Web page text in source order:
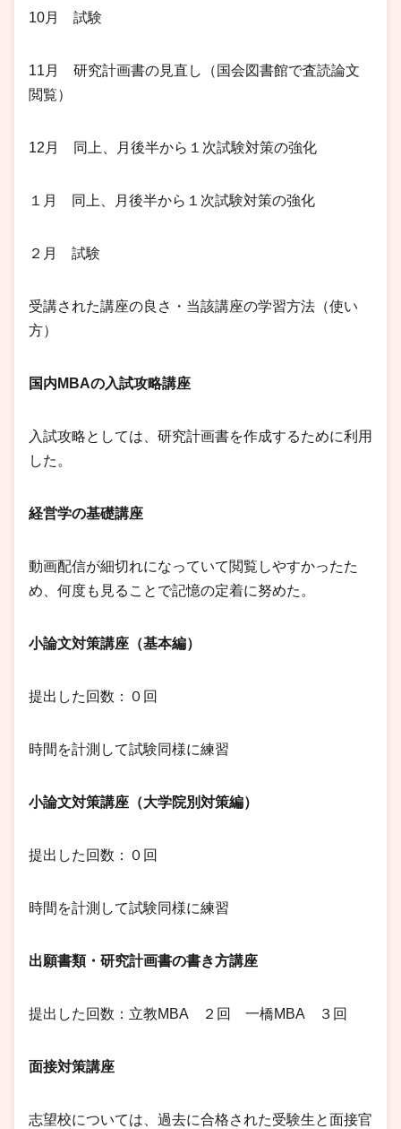
10月 試験
11月 研究計画書の見直し（国会図書館で査読論文
閲覧）
12月 同上、月後半から１次試験対策の強化
１月 同上、月後半から１次試験対策の強化
２月 試験
受講された講座の良さ・当該講座の学習方法（使い
方）
国内MBAの入試攻略講座
入試攻略としては、研究計画書を作成するために利用
した。
経営学の基礎講座
動画配信が細切れになっていて閲覧しやすかったた
め、何度も見ることで記憶の定着に努めた。
小論文対策講座（基本編）
提出した回数：０回
時間を計測して試験同様に練習
小論文対策講座（大学院別対策編）
提出した回数：０回
時間を計測して試験同様に練習
出願書類・研究計画書の書き方講座
提出した回数：立教MBA ２回 一橋MBA ３回
面接対策講座
志望校については、過去に合格された受験生と面接官